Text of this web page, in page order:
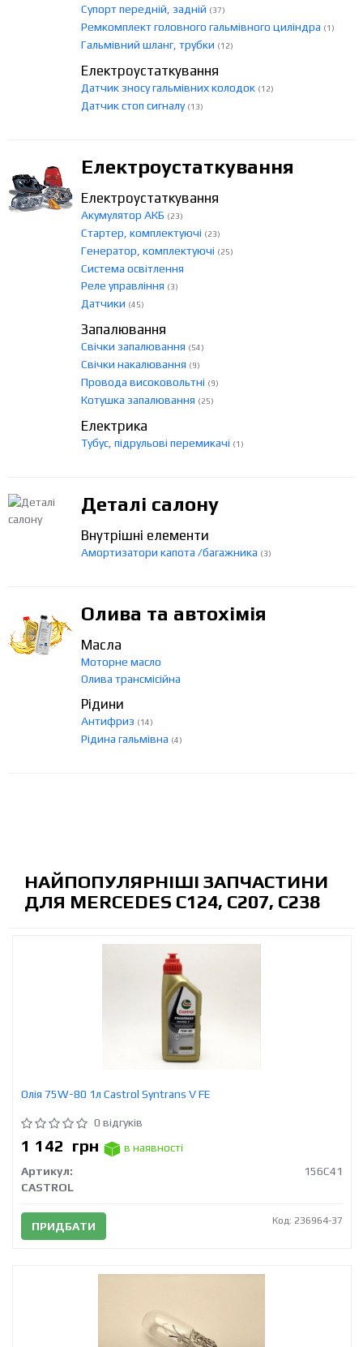
Супорт передній, задній (37)
Ремкомплект головного гальмівного циліндра (1)
Гальмівний шланг, трубки (12)
Електроустаткування
Датчик зносу гальмівних колодок (12)
Датчик стоп сигналу (13)
Електроустаткування
Електроустаткування
Акумулятор АКБ (23)
Стартер, комплектуючі (23)
Генератор, комплектуючі (25)
Система освітлення
Реле управління (3)
Датчики (45)
Запалювання
Свічки запалювання (54)
Свічки накалювання (9)
Провода високовольтні (9)
Котушка запалювання (25)
Електрика
Тубус, підрульові перемикачі (1)
Деталі салону
Внутрішні елементи
Амортизатори капота /багажника (3)
Олива та автохімія
Масла
Моторне масло
Олива трансмісійна
Рідини
Антифриз (14)
Рідина гальмівна (4)
НАЙПОПУЛЯРНІШІ ЗАПЧАСТИНИ
ДЛЯ MERCEDES C124, C207, C238
Олія 75W-80 1л Castrol Syntrans V FE
0 відгуків
1 142 грн
в наявності
Артикул:
156C41
CASTROL
ПРИДБАТИ Код: 236964-37